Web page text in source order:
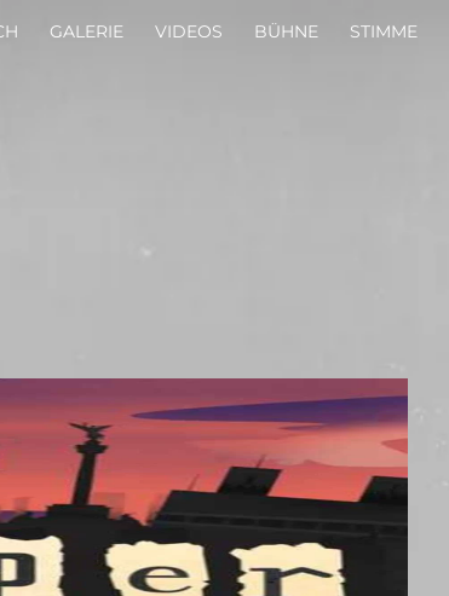
GALERIE VIDEOS BÜHNE STIMME